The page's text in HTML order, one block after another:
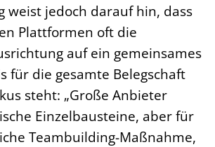
weist jedoch darauf hin, dass
Plattformen oft die
auf ein gemeinsames
für die gesamte Belegschaft
steht: „Große Anbieter
Einzelbausteine, aber für
Teambuilding-Maßnahme,